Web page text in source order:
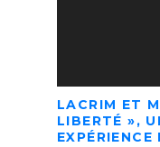
LACRIM ET
LIBERTÉ »,